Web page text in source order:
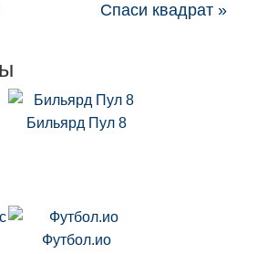
Спаси квадрат »
Бильярд Пул 8
Футбол.ио